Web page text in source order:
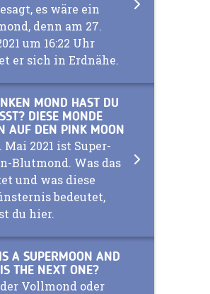
es wäre ein
denn am 27.
um 16:22 Uhr
er sich in Erdnähe.
MOND HAST DU
DIESE MONDE
AUF DEN PINK MOON
Mai 2021 ist Super-
Blutmond. Was das
und was diese
bedeutet,
du hier.
A SUPERMOON AND
THE NEXT ONE?
Vollmond oder